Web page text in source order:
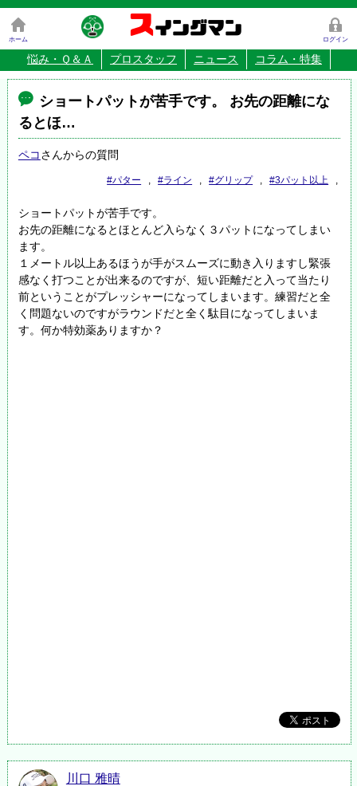
ログイン
スイングマン
ホーム
悩み・Ｑ＆Ａ プロスタッフ ニュース コラム・特集
ショートパットが苦手です。 お先の距離にな
るとほ…
ペコさんからの質問
#パター , #ライン , #グリップ , #3パット以上 ,
ショートパットが苦手です。
お先の距離になるとほとんど入らなく３パットになってしまい
ます。
１メートル以上あるほうが手がスムーズに動き入りますし緊張
感なく打つことが出来るのですが、短い距離だと入って当たり
前ということがプレッシャーになってしまいます。練習だと全
く問題ないのですがラウンドだと全く駄目になってしまいま
す。何か特効薬ありますか？
川口 雅晴